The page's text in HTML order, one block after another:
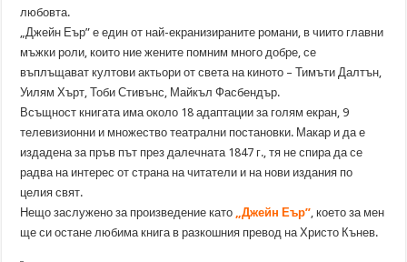
любовта.
„Джейн Еър” е един от най-екранизираните романи, в чиито главни
мъжки роли, които ние жените помним много добре, се
въплъщават култови актьори от света на киното – Тимъти Далтън,
Уилям Хърт, Тоби Стивънс, Майкъл Фасбендър.
Всъщност книгата има около 18 адаптации за голям екран, 9
телевизионни и множество театрални постановки. Макар и да е
издадена за пръв път през далечната 1847 г., тя не спира да се
радва на интерес от страна на читатели и на нови издания по
целия свят.
Нещо заслужено за произведение като „Джейн Еър”, което за мен
ще си остане любима книга в разкошния превод на Христо Кънев.